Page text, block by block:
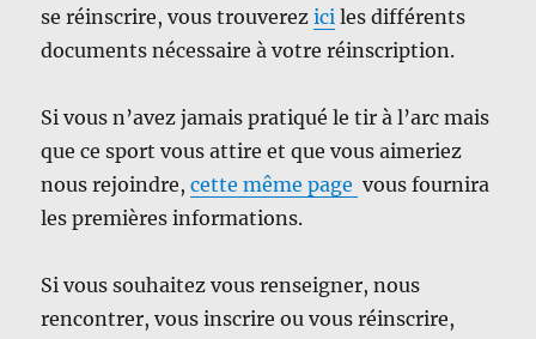
se réinscrire, vous trouverezici les différents
documents nécessaire à votre réinscription.
Si vous n’avez jamais pratiqué le tir à l’arc mais
que ce sport vous attire et que vous aimeriez
nous rejoindre,cette même page vous fournira
les premières informations.
Si vous souhaitez vous renseigner, nous
rencontrer, vous inscrire ou vous réinscrire,